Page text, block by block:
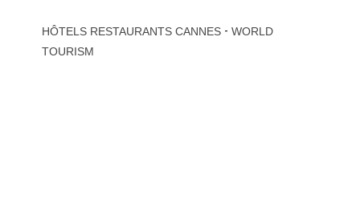
HÔTELS RESTAURANTS CANNES- WORLD
TOURISM